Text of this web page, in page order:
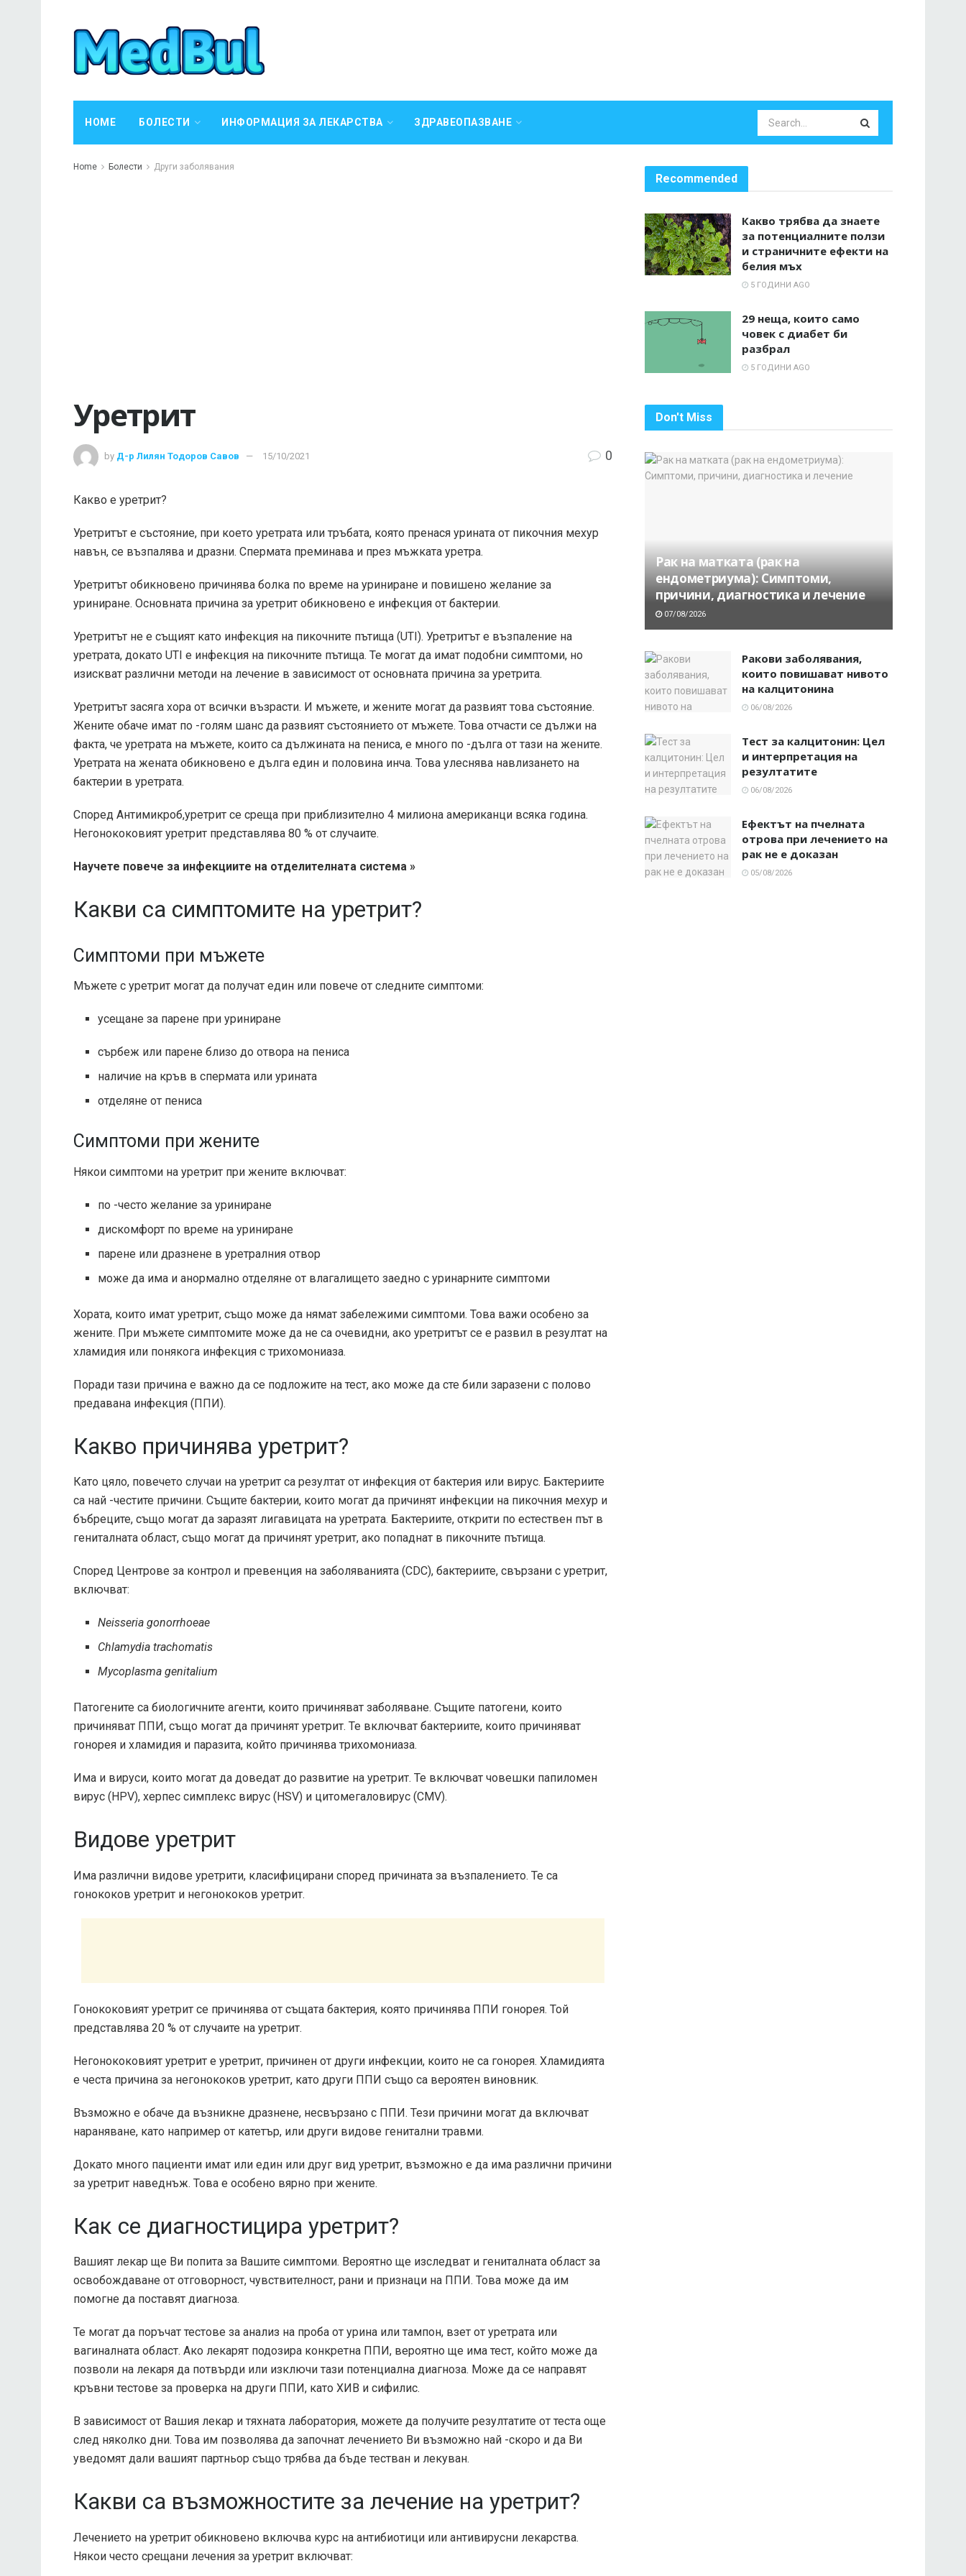
HOME БОЛЕСТИ ИНФОРМАЦИЯ ЗА ЛЕКАРСТВА ЗДРАВЕОПАЗВАНЕ
Home Болести Други заболявания
Уретрит
by Д-р Лилян Тодоров Савов 15/10/2021 0
Какво е уретрит?
Уретритът е състояние, при което уретрата или тръбата, която пренася урината от пикочния мехур
навън, се възпалява и дразни. Спермата преминава и през мъжката уретра.
Уретритът обикновено причинява болка по време на уриниране и повишено желание за
уриниране. Основната причина за уретрит обикновено е инфекция от бактерии.
Уретритът не е същият като инфекция на пикочните пътища (UTI). Уретритът е възпаление на
уретрата, докато UTI е инфекция на пикочните пътища. Те могат да имат подобни симптоми, но
изискват различни методи на лечение в зависимост от основната причина за уретрита.
Уретритът засяга хора от всички възрасти. И мъжете, и жените могат да развият това състояние.
Жените обаче имат по -голям шанс да развият състоянието от мъжете. Това отчасти се дължи на
факта, че уретрата на мъжете, които са дължината на пениса, е много по -дълга от тази на жените.
Уретрата на жената обикновено е дълга един и половина инча. Това улеснява навлизането на
бактерии в уретрата.
Според Антимикроб,уретрит се среща при приблизително 4 милиона американци всяка година.
Негонококовият уретрит представлява 80 % от случаите.
Научете повече за инфекциите на отделителната система »
Какви са симптомите на уретрит?
Симптоми при мъжете
Мъжете с уретрит могат да получат един или повече от следните симптоми:
усещане за парене при уриниране
сърбеж или парене близо до отвора на пениса
наличие на кръв в спермата или урината
отделяне от пениса
Симптоми при жените
Някои симптоми на уретрит при жените включват:
по -често желание за уриниране
дискомфорт по време на уриниране
парене или дразнене в уретралния отвор
може да има и анормално отделяне от влагалището заедно с уринарните симптоми
Хората, които имат уретрит, също може да нямат забележими симптоми. Това важи особено за
жените. При мъжете симптомите може да не са очевидни, ако уретритът се е развил в резултат на
хламидия или понякога инфекция с трихомониаза.
Поради тази причина е важно да се подложите на тест, ако може да сте били заразени с полово
предавана инфекция (ППИ).
Какво причинява уретрит?
Като цяло, повечето случаи на уретрит са резултат от инфекция от бактерия или вирус. Бактериите
са най -честите причини. Същите бактерии, които могат да причинят инфекции на пикочния мехур и
бъбреците, също могат да заразят лигавицата на уретрата. Бактериите, открити по естествен път в
гениталната област, също могат да причинят уретрит, ако попаднат в пикочните пътища.
Според Центрове за контрол и превенция на заболяванията (CDC), бактериите, свързани с уретрит,
включват:
Neisseria gonorrhoeae
Chlamydia trachomatis
Mycoplasma genitalium
Патогените са биологичните агенти, които причиняват заболяване. Същите патогени, които
причиняват ППИ, също могат да причинят уретрит. Те включват бактериите, които причиняват
гонорея и хламидия и паразита, който причинява трихомониаза.
Има и вируси, които могат да доведат до развитие на уретрит. Те включват човешки папиломен
вирус (HPV), херпес симплекс вирус (HSV) и цитомегаловирус (CMV).
Видове уретрит
Има различни видове уретрити, класифицирани според причината за възпалението. Те са
гонококов уретрит и негонококов уретрит.
Гонококовият уретрит се причинява от същата бактерия, която причинява ППИ гонорея. Той
представлява 20 % от случаите на уретрит.
Негонококовият уретрит е уретрит, причинен от други инфекции, които не са гонорея. Хламидията
е честа причина за негонококов уретрит, като други ППИ също са вероятен виновник.
Възможно е обаче да възникне дразнене, несвързано с ППИ. Тези причини могат да включват
нараняване, като например от катетър, или други видове генитални травми.
Докато много пациенти имат или един или друг вид уретрит, възможно е да има различни причини
за уретрит наведнъж. Това е особено вярно при жените.
Как се диагностицира уретрит?
Вашият лекар ще Ви попита за Вашите симптоми. Вероятно ще изследват и гениталната област за
освобождаване от отговорност, чувствителност, рани и признаци на ППИ. Това може да им
помогне да поставят диагноза.
Те могат да поръчат тестове за анализ на проба от урина или тампон, взет от уретрата или
вагиналната област. Ако лекарят подозира конкретна ППИ, вероятно ще има тест, който може да
позволи на лекаря да потвърди или изключи тази потенциална диагноза. Може да се направят
кръвни тестове за проверка на други ППИ, като ХИВ и сифилис.
В зависимост от Вашия лекар и тяхната лаборатория, можете да получите резултатите от теста още
след няколко дни. Това им позволява да започнат лечението Ви възможно най -скоро и да Ви
уведомят дали вашият партньор също трябва да бъде тестван и лекуван.
Какви са възможностите за лечение на уретрит?
Лечението на уретрит обикновено включва курс на антибиотици или антивирусни лекарства.
Някои често срещани лечения за уретрит включват:
Recommended
Какво трябва да знаете
за потенциалните ползи
и страничните ефекти на
белия мъх
5 ГОДИНИ AGO
29 неща, които само
човек с диабет би
разбрал
5 ГОДИНИ AGO
Don't Miss
Рак на матката (рак на
ендометриума): Симптоми,
причини, диагностика и лечение
07/08/2026
Ракови заболявания,
които повишават нивото
на калцитонина
06/08/2026
Тест за калцитонин: Цел
и интерпретация на
резултатите
06/08/2026
Ефектът на пчелната
отрова при лечението на
рак не е доказан
05/08/2026